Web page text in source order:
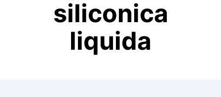
siliconica
liquida